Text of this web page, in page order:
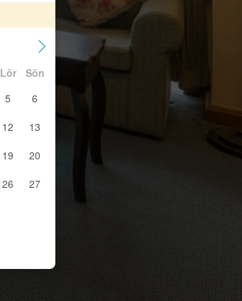
Lör
Sön
5
6
12
13
19
20
26
27